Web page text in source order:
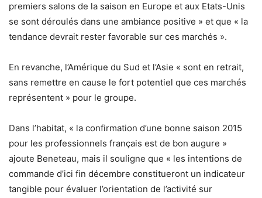
premiers salons de la saison en Europe et aux Etats-Unis
se sont déroulés dans une ambiance positive » et que « la
tendance devrait rester favorable sur ces marchés ».
En revanche, l’Amérique du Sud et l’Asie « sont en retrait,
sans remettre en cause le fort potentiel que ces marchés
représentent » pour le groupe.
Dans l’habitat, « la confirmation d’une bonne saison 2015
pour les professionnels français est de bon augure »
ajoute Beneteau, mais il souligne que « les intentions de
commande d’ici fin décembre constitueront un indicateur
tangible pour évaluer l’orientation de l’activité sur